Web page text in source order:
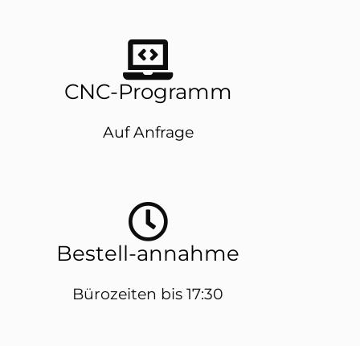
CNC-Programm
Auf Anfrage
Bestell-annahme
Bürozeiten bis 17:30